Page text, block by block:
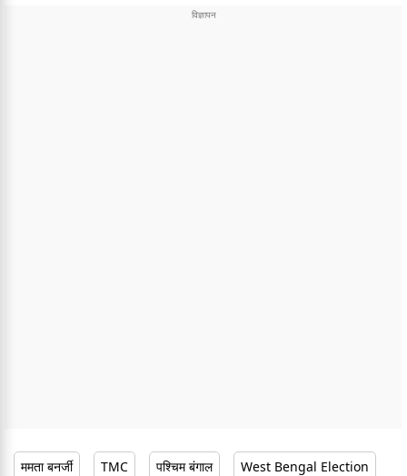
ममता बनर्जी TMC पश्चिम बंगाल West Bengal Election